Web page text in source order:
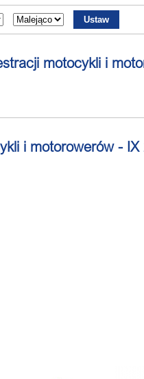
motocykli i
i motorowerów - IX